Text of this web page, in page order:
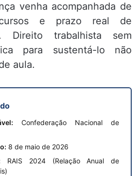
venha acompanhada de
e prazo real de
Direito trabalhista sem
para sustentá-lo não
aula.
Confederação Nacional de
8 de maio de 2026
RAIS 2024 (Relação Anual de